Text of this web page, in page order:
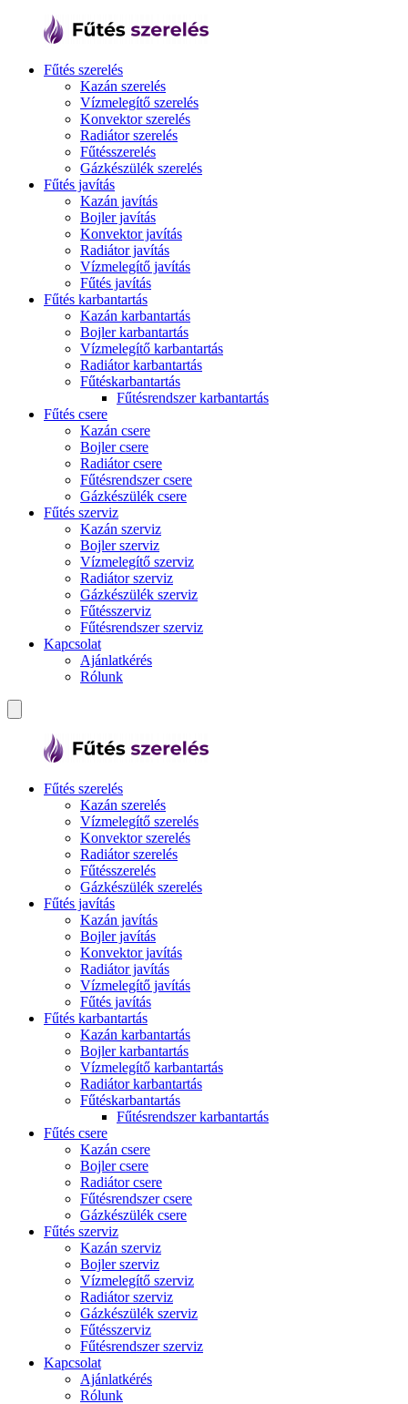
Fűtés szerelés
Kazán szerelés
Vízmelegítő szerelés
Konvektor szerelés
Radiátor szerelés
Fűtésszerelés
Gázkészülék szerelés
Fűtés javítás
Kazán javítás
Bojler javítás
Konvektor javítás
Radiátor javítás
Vízmelegítő javítás
Fűtés javítás
Fűtés karbantartás
Kazán karbantartás
Bojler karbantartás
Vízmelegítő karbantartás
Radiátor karbantartás
Fűtéskarbantartás
Fűtésrendszer karbantartás
Fűtés csere
Kazán csere
Bojler csere
Radiátor csere
Fűtésrendszer csere
Gázkészülék csere
Fűtés szerviz
Kazán szerviz
Bojler szerviz
Vízmelegítő szerviz
Radiátor szerviz
Gázkészülék szerviz
Fűtésszerviz
Fűtésrendszer szerviz
Kapcsolat
Ajánlatkérés
Rólunk
Fűtés szerelés
Kazán szerelés
Vízmelegítő szerelés
Konvektor szerelés
Radiátor szerelés
Fűtésszerelés
Gázkészülék szerelés
Fűtés javítás
Kazán javítás
Bojler javítás
Konvektor javítás
Radiátor javítás
Vízmelegítő javítás
Fűtés javítás
Fűtés karbantartás
Kazán karbantartás
Bojler karbantartás
Vízmelegítő karbantartás
Radiátor karbantartás
Fűtéskarbantartás
Fűtésrendszer karbantartás
Fűtés csere
Kazán csere
Bojler csere
Radiátor csere
Fűtésrendszer csere
Gázkészülék csere
Fűtés szerviz
Kazán szerviz
Bojler szerviz
Vízmelegítő szerviz
Radiátor szerviz
Gázkészülék szerviz
Fűtésszerviz
Fűtésrendszer szerviz
Kapcsolat
Ajánlatkérés
Rólunk